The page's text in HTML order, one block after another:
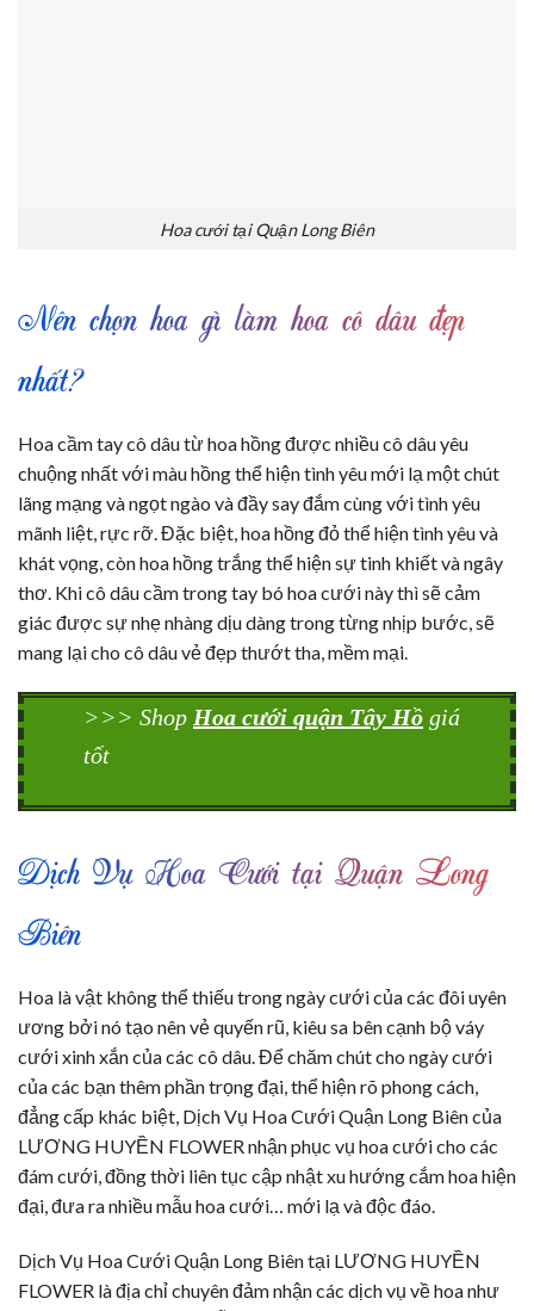
Hoa cưới tại Quận Long Biên
Nên chọn hoa gì làm hoa cô dâu đẹp
nhất?
Hoa cầm tay cô dâu từ hoa hồng được nhiều cô dâu yêu
chuộng nhất với màu hồng thể hiện tình yêu mới lạ một chút
lãng mạng và ngọt ngào và đầy say đắm cùng với tình yêu
mãnh liệt, rực rỡ. Đặc biệt, hoa hồng đỏ thể hiện tình yêu và
khát vọng, còn hoa hồng trắng thể hiện sự tinh khiết và ngây
thơ. Khi cô dâu cầm trong tay bó hoa cưới này thì sẽ cảm
giác được sự nhẹ nhàng dịu dàng trong từng nhịp bước, sẽ
mang lại cho cô dâu vẻ đẹp thướt tha, mềm mại.
>>> Shop Hoa cưới quận Tây Hồ giá
tốt
Dịch Vụ Hoa Cưới tại Quận Long
Biên
Hoa là vật không thể thiếu trong ngày cưới của các đôi uyên
ương bởi nó tạo nên vẻ quyến rũ, kiêu sa bên cạnh bộ váy
cưới xinh xắn của các cô dâu. Để chăm chút cho ngày cưới
của các bạn thêm phần trọng đại, thể hiện rõ phong cách,
đẳng cấp khác biệt, Dịch Vụ Hoa Cưới Quận Long Biên của
LƯƠNG HUYỀN FLOWER nhận phục vụ hoa cưới cho các
đám cưới, đồng thời liên tục cập nhật xu hướng cắm hoa hiện
đại, đưa ra nhiều mẫu hoa cưới… mới lạ và độc đáo.
Dịch Vụ Hoa Cưới Quận Long Biên tại LƯƠNG HUYỀN
FLOWER là địa chỉ chuyên đảm nhận các dịch vụ về hoa như